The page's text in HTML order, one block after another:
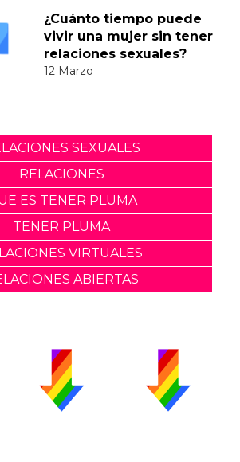
¿Cuánto tiempo puede
vivir una mujer sin tener
relaciones sexuales?
12 Marzo
SEXUALES
RELACIONES
ES TENER PLUMA
TENER PLUMA
VIRTUALES
ABIERTAS